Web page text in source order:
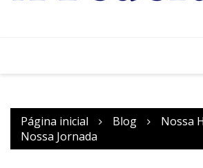
Página inicial Blog
Nossa
Nossa Jornada